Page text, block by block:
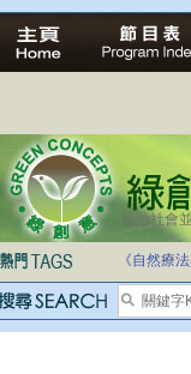
法治社會
《自然療法